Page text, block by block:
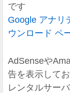
です
Google アナリ
ウンロード ペ
AdSenseや
告を表示してお
レンタルサー